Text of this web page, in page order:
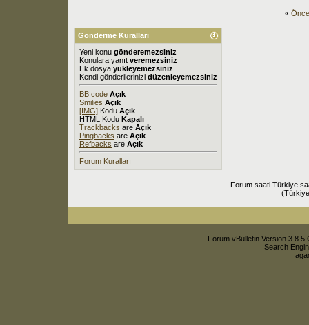
«
Gönderme Kuralları
Yeni konu gönderemezsiniz
Konulara yanıt veremezsiniz
Ek dosya yükleyemezsiniz
Kendi gönderilerinizi düzenleyemezsiniz
BB code Açık
Smilies Açık
[IMG] Kodu Açık
HTML Kodu Kapalı
Trackbacks are Açık
Pingbacks are Açık
Refbacks are Açık
Forum Kuralları
Forum saati Türkiye
Forum vBulletin Version
Search